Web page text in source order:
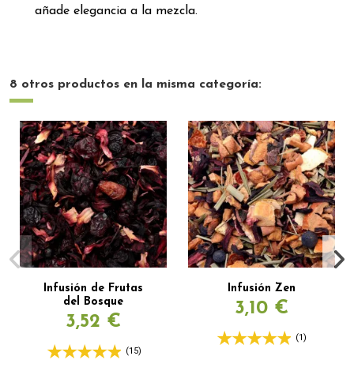
añade elegancia a la mezcla.
8 otros productos en la misma categoría:
Infusión de Frutas
del Bosque
3,52 €
(15)
Infusión Zen
3,10 €
(1)